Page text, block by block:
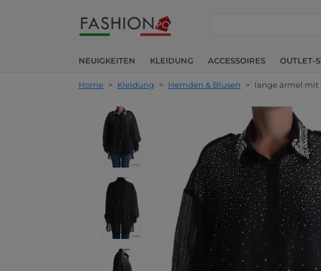
NEUIGKEITEN KLEIDUNG ACCESSOIRES OUTLET-
Home > Kleidung > Hemden & Blusen > lange ärmel mit